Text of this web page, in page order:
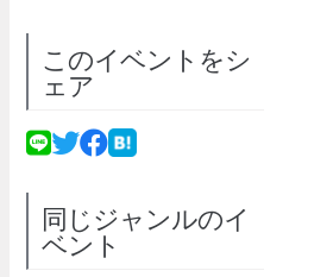
このイベントをシ
ェア
同じジャンルのイ
ベント